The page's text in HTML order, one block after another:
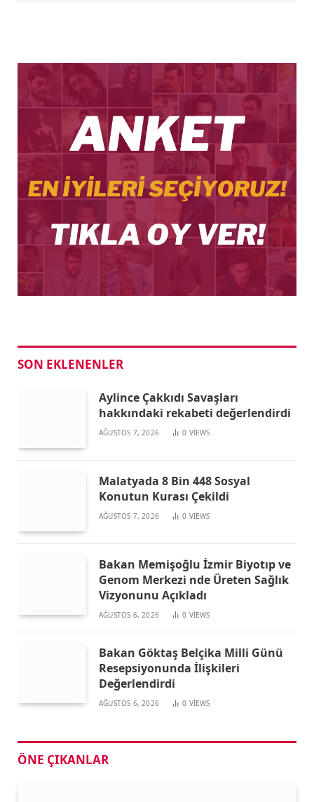
SON EKLENENLER
Aylince Çakkıdı Savaşları
hakkındaki rekabeti değerlendirdi
AĞUSTOS 7, 2026 0 VIEWS
Malatyada 8 Bin 448 Sosyal
Konutun Kurası Çekildi
AĞUSTOS 7, 2026 0 VIEWS
Bakan Memişoğlu İzmir Biyotıp ve
Genom Merkezi nde Üreten Sağlık
Vizyonunu Açıkladı
AĞUSTOS 6, 2026 0 VIEWS
Bakan Göktaş Belçika Milli Günü
Resepsiyonunda İlişkileri
Değerlendirdi
AĞUSTOS 6, 2026 0 VIEWS
ÖNE ÇIKANLAR